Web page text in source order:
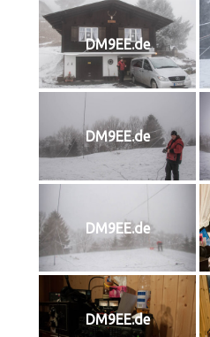
DM9EE.de
DM9EE.de
DM9EE.de
DM9EE.de